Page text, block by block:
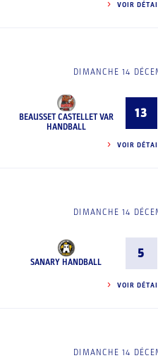
VOIR
DIMANCHE 14
BEAUSSET CASTELLET VAR
HANDBALL
13
VOIR
DIMANCHE 14
SANARY HANDBALL
5
VOIR
DIMANCHE 14